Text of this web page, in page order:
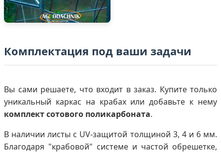
Комплектация под ваши задачи
Вы сами решаете, что входит в заказ. Купите только
уникальный каркас на крабах или добавьте к нему
комплект сотового поликарбоната.
В наличии листы с UV-защитой толщиной 3, 4 и 6 мм.
Благодаря "крабовой" системе и частой обрешетке,